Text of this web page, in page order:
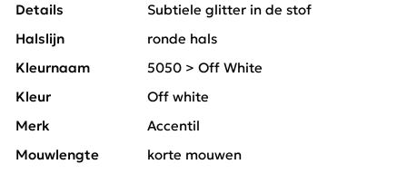
Details
Subtiele glitter in de stof
Halslijn
ronde hals
Kleurnaam
5050 > Off White
Kleur
Off white
Merk
Accentil
Mouwlengte
korte mouwen